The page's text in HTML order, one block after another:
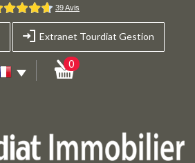
Extranet Tourdiat Gestion
0